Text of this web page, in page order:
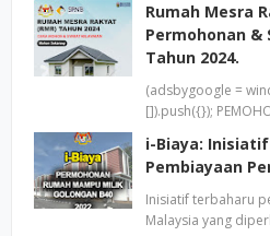
Rumah Mesra
Permohonan &
Tahun 2024.
(adsbygoogle =
[]).push({});
i-Biaya:
Pembiayaan
Inisiatif terbaharu
Malaysia yang